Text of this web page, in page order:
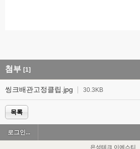
첨부 [1]
씽크배관고정클립.jpg 30.3KB
목록
로그인...
은성테크 이에스티